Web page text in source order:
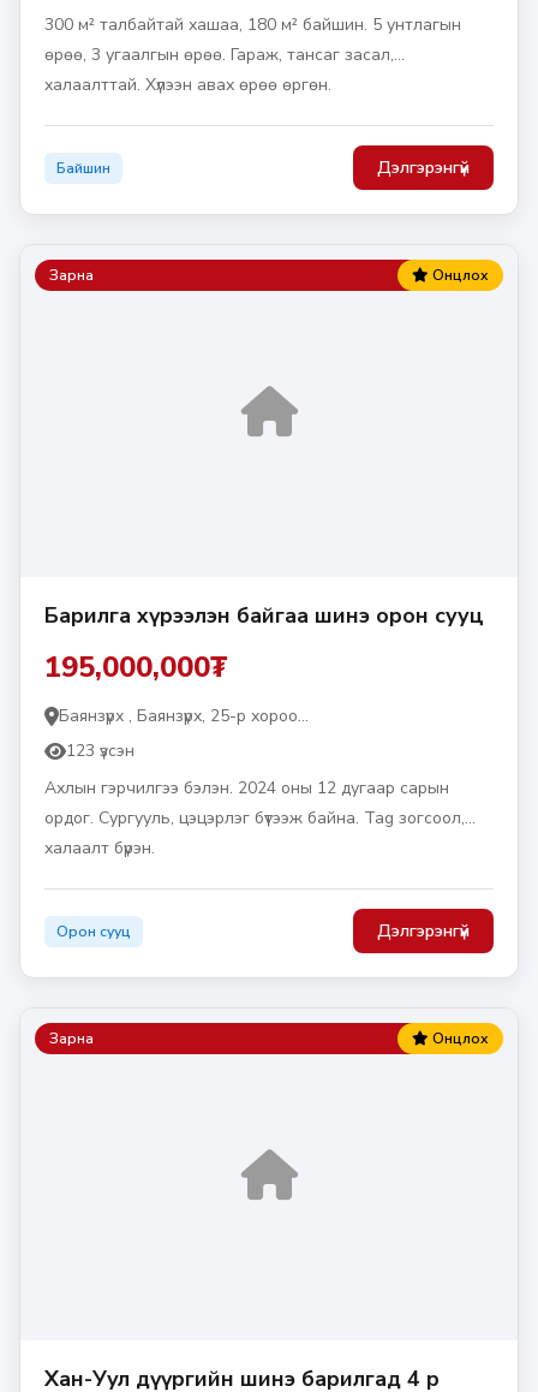
300 м² талбайтай хашаа, 180 м² байшин. 5 унтлагын
өрөө, 3 угаалгын өрөө. Гараж, тансаг засал,
халаалттай. Хүлээн авах өрөө өргөн.
Байшин Дэлгэрэнгүй
Зарна Онцлох
Барилга хүрээлэн байгаа шинэ орон сууц
195,000,000₮
Баянзүрх , Баянзүрх, 25-р хороо...
123 үзсэн
Ахлын гэрчилгээ бэлэн. 2024 оны 12 дугаар сарын
ордог. Сургууль, цэцэрлэг бүтээж байна. Tag зогсоол,
халаалт бүрэн.
Орон сууц Дэлгэрэнгүй
Зарна Онцлох
Хан-Уул дүүргийн шинэ барилгад 4 өрөө